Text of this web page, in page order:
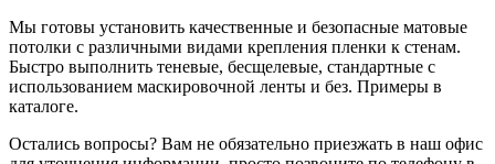
Мы готовы установить качественные и безопасные матовые
потолки с различными видами крепления пленки к стенам.
Быстро выполнить теневые, бесщелевые, стандартные с
использованием маскировочной ленты и без. Примеры в
каталоге.
Остались вопросы? Вам не обязательно приезжать в наш офис